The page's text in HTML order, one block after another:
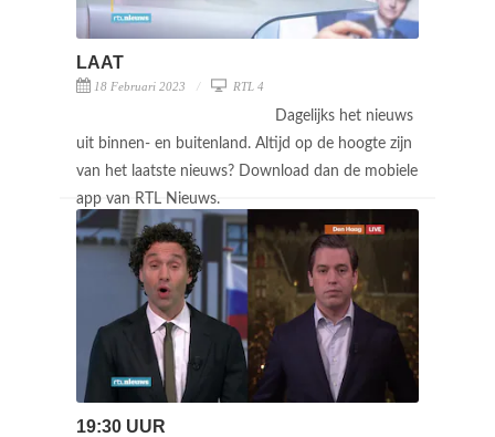
LAAT
18 Februari 2023 RTL 4
Dagelijks het nieuws
uit binnen- en buitenland. Altijd op de hoogte zijn
van het laatste nieuws? Download dan de mobiele
app van RTL Nieuws.
19:30 UUR